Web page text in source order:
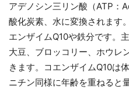
アデノシン三リン酸（ATP
酸化炭素、水に変換されます
エンザイムQ10や鉄分です。
大豆、ブロッコリー、ホウレ
きます。コエンザイムQ10は
ニチン同様に年齢を重ねると